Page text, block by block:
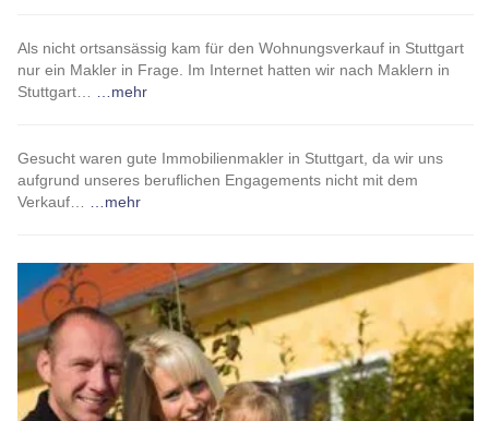
Als nicht ortsansässig kam für den Wohnungsverkauf in Stuttgart
nur ein Makler in Frage. Im Internet hatten wir nach Maklern in
Stuttgart… …mehr
Gesucht waren gute Immobilienmakler in Stuttgart, da wir uns
aufgrund unseres beruflichen Engagements nicht mit dem
Verkauf… …mehr